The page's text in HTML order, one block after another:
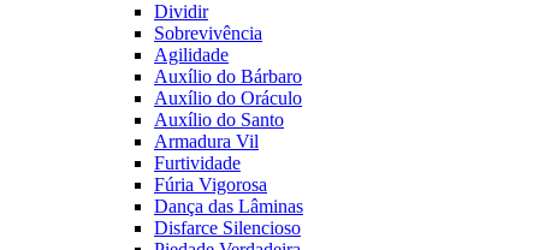
Dividir
Sobrevivência
Agilidade
Auxílio do Bárbaro
Auxílio do Oráculo
Auxílio do Santo
Armadura Vil
Furtividade
Fúria Vigorosa
Dança das Lâminas
Disfarce Silencioso